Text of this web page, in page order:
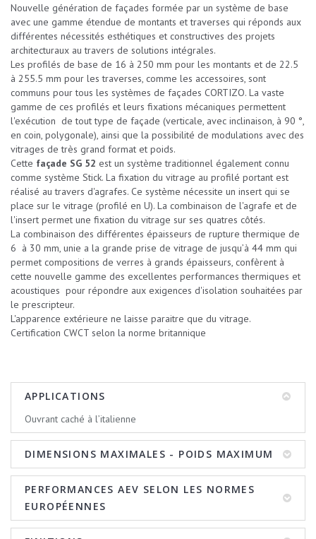
Nouvelle génération de façades formée par un système de base
avec une gamme étendue de montants et traverses qui réponds aux
différentes nécessités esthétiques et constructives des projets
architecturaux au travers de solutions intégrales.
Les profilés de base de 16 à 250 mm pour les montants et de 22.5
à 255.5 mm pour les traverses, comme les accessoires, sont
communs pour tous les systèmes de façades CORTIZO. La vaste
gamme de ces profilés et leurs fixations mécaniques permettent
l'exécution de tout type de façade (verticale, avec inclinaison, à 90 °,
en coin, polygonale), ainsi que la possibilité de modulations avec des
vitrages de très grand format et poids.
Cette façade SG 52 est un système traditionnel également connu
comme système Stick. La fixation du vitrage au profilé portant est
réalisé au travers d'agrafes. Ce système nécessite un insert qui se
place sur le vitrage (profilé en U). La combinaison de l'agrafe et de
l'insert permet une fixation du vitrage sur ses quatres côtés.
La combinaison des différentes épaisseurs de rupture thermique de
6 à 30 mm, unie a la grande prise de vitrage de jusqu’à 44 mm qui
permet compositions de verres à grands épaisseurs, confèrent à
cette nouvelle gamme des excellentes performances thermiques et
acoustiques pour répondre aux exigences d'isolation souhaitées par
le prescripteur.
L'apparence extérieure ne laisse paraitre que du vitrage.
Certification CWCT selon la norme britannique
APPLICATIONS
Ouvrant caché à l’italienne
DIMENSIONS MAXIMALES - POIDS MAXIMUM
PERFORMANCES AEV SELON LES NORMES
EUROPÉENNES